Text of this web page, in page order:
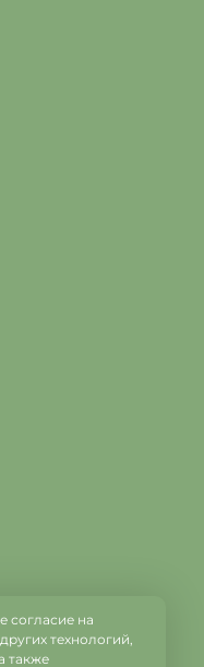
согласие на
технологий,
также